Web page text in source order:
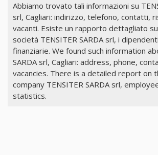
Abbiamo trovato tali informazioni su
srl, Cagliari: indirizzo, telefono, contatti,
vacanti. Esiste un rapporto dettagliato
società TENSITER SARDA srl, i
finanziarie. We found such information
SARDA srl, Cagliari: address, phone,
vacancies. There is a detailed report on
company TENSITER SARDA srl,
statistics.